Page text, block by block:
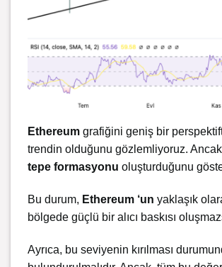
Ethereum grafiğini geniş bir
trendin olduğunu gözlemliyoruz.
tepe formasyonu oluşturduğunu
Bu durum, Ethereum ‘un yaklaşık
bölgede güçlü bir alıcı baskısı
Ayrıca, bu seviyenin kırılması